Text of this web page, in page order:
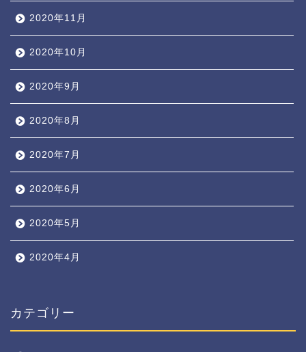
2020年11月
2020年10月
2020年9月
2020年8月
2020年7月
2020年6月
2020年5月
2020年4月
カテゴリー